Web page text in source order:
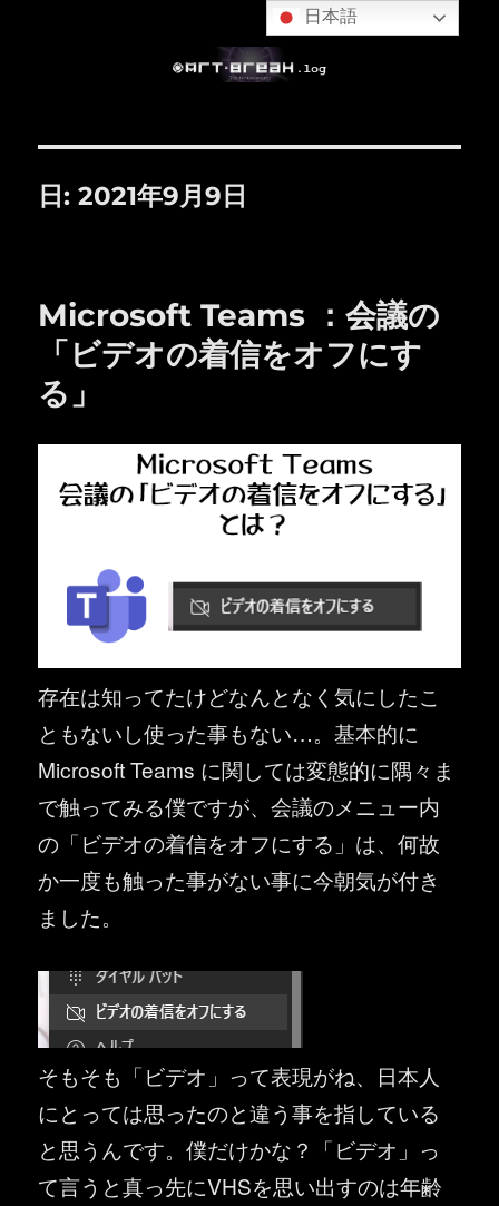
日:2021年9月9日
Microsoft Teams ：会議の
「ビデオの着信をオフにす
る」
存在は知ってたけどなんとなく気にしたこ
ともないし使った事もない…。基本的に
Microsoft Teams に関しては変態的に隅々ま
で触ってみる僕ですが、会議のメニュー内
の「ビデオの着信をオフにする」は、何故
か一度も触った事がない事に今朝気が付き
ました。
そもそも「ビデオ」って表現がね、日本人
にとっては思ったのと違う事を指している
と思うんです。僕だけかな？「ビデオ」っ
て言うと真っ先にVHSを思い出すのは年齢
日本語